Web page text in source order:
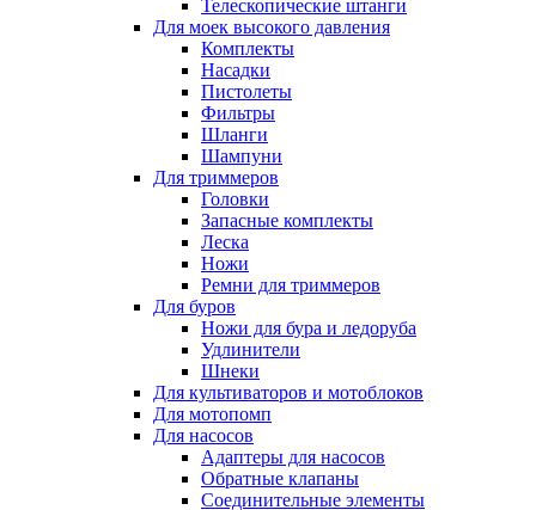
Телескопические штанги
Для моек высокого давления
Комплекты
Насадки
Пистолеты
Фильтры
Шланги
Шампуни
Для триммеров
Головки
Запасные комплекты
Леска
Ножи
Ремни для триммеров
Для буров
Ножи для бура и ледоруба
Удлинители
Шнеки
Для культиваторов и мотоблоков
Для мотопомп
Для насосов
Адаптеры для насосов
Обратные клапаны
Соединительные элементы